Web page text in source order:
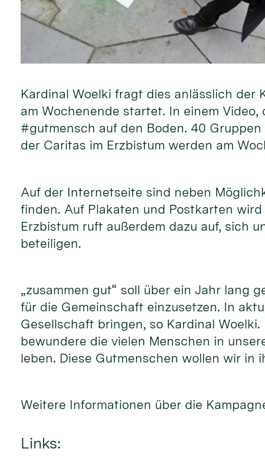
Kardinal Woelki fragt dies anlässlich der
am Wochenende startet. In einem
#gutmensch auf den Boden. 40
der Caritas im Erzbistum werden am
Auf der Internetseite sind neben
finden. Auf Plakaten und Postkarten
Erzbistum ruft außerdem dazu auf, sich
beteiligen.
„zusammen gut“ soll über ein Jahr lang
für die Gemeinschaft einzusetzen. In
Gesellschaft bringen, so Kardinal
bewundere die vielen Menschen in
leben. Diese Gutmenschen wollen wir in
Weitere Informationen über die
Links: